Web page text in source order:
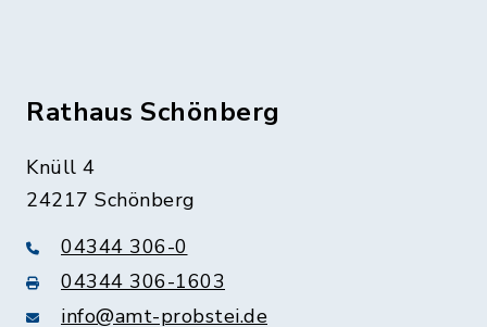
Rathaus Schönberg
Knüll 4
24217 Schönberg
04344 306-0
04344 306-1603
info@amt-probstei.de